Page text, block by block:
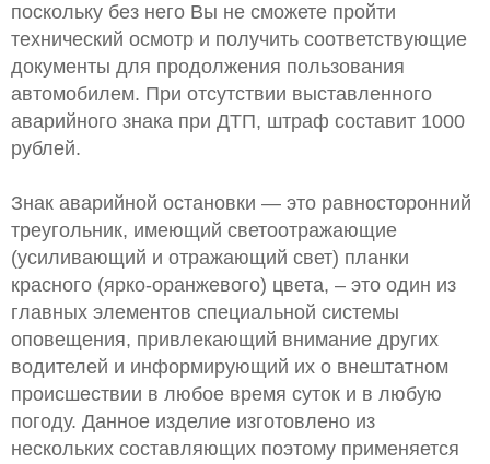
поскольку без него Вы не сможете пройти
технический осмотр и получить соответствующие
документы для продолжения пользования
автомобилем. При отсутствии выставленного
аварийного знака при ДТП, штраф составит 1000
рублей.
Знак аварийной остановки — это равносторонний
треугольник, имеющий светоотражающие
(усиливающий и отражающий свет) планки
красного (ярко-оранжевого) цвета, – это один из
главных элементов специальной системы
оповещения, привлекающий внимание других
водителей и информирующий их о внештатном
происшествии в любое время суток и в любую
погоду. Данное изделие изготовлено из
нескольких составляющих поэтому применяется